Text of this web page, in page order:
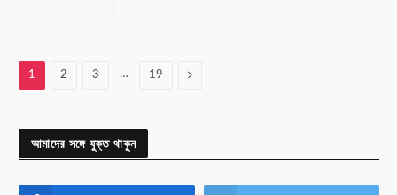
1 2 3 … 19 Next
আমাদের সঙ্গে যুক্ত থাকুন